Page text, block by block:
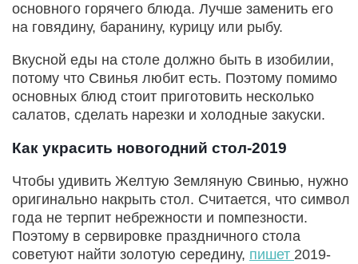
основного горячего блюда. Лучше заменить его
на говядину, баранину, курицу или рыбу.
Вкусной еды на столе должно быть в изобилии,
потому что Свинья любит есть. Поэтому помимо
основных блюд стоит приготовить несколько
салатов, сделать нарезки и холодные закуски.
Как украсить новогодний стол-2019
Чтобы удивить Желтую Земляную Свинью, нужно
оригинально накрыть стол. Считается, что символ
года не терпит небрежности и помпезности.
Поэтому в сервировке праздничного стола
советуют найти золотую середину, пишет 2019-